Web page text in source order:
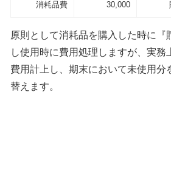
消耗品費 30,000
原則として消耗品を購入した時に『
し使用時に費用処理しますが、実務
費用計上し、期末において未使用分
替えます。